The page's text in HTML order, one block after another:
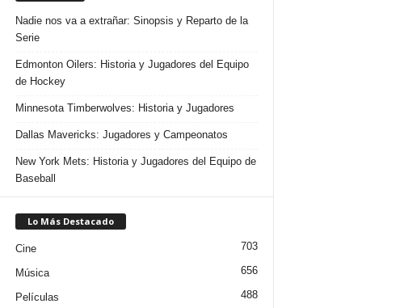
Nadie nos va a extrañar: Sinopsis y Reparto de la
Serie
Edmonton Oilers: Historia y Jugadores del Equipo
de Hockey
Minnesota Timberwolves: Historia y Jugadores
Dallas Mavericks: Jugadores y Campeonatos
New York Mets: Historia y Jugadores del Equipo de
Baseball
Lo Más Destacado
Cine 703
Música 656
Películas 488